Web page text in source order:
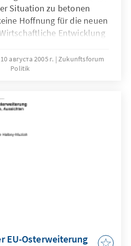
Situation zu betonen
Hoffnung für die neuen
Entwicklung
Rahmenbedingungen
individueller
für ein Gelingen des
richtig zu stellen –
den Mut zu einer
auf und zieht
Schlussfolgerungen.
10 августа 2005 г. Zukunftsforum
Politik
EU-Osterweiterung